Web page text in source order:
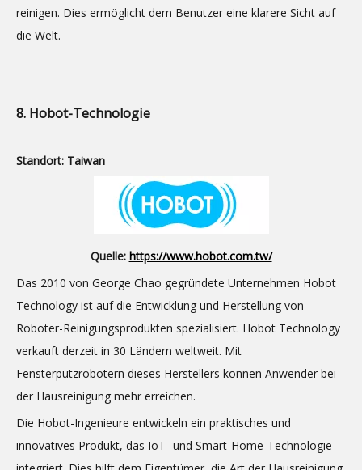
reinigen. Dies ermöglicht dem Benutzer eine klarere Sicht auf
die Welt.
8. Hobot-Technologie
Standort: Taiwan
Quelle: https://www.hobot.com.tw/
Das 2010 von George Chao gegründete Unternehmen Hobot
Technology ist auf die Entwicklung und Herstellung von
Roboter-Reinigungsprodukten spezialisiert. Hobot Technology
verkauft derzeit in 30 Ländern weltweit. Mit
Fensterputzrobotern dieses Herstellers können Anwender bei
der Hausreinigung mehr erreichen.
Die Hobot-Ingenieure entwickeln ein praktisches und
innovatives Produkt, das IoT- und Smart-Home-Technologie